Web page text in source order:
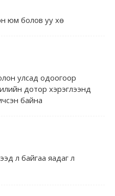
юм болов уу хө
улсад одоогоор
дотор хэрэглээнд
байна
л байгаа яадаг л